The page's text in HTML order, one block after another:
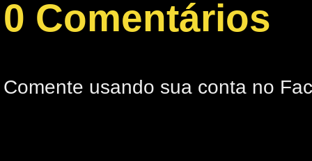
0 Comentários
Comente usando sua conta no